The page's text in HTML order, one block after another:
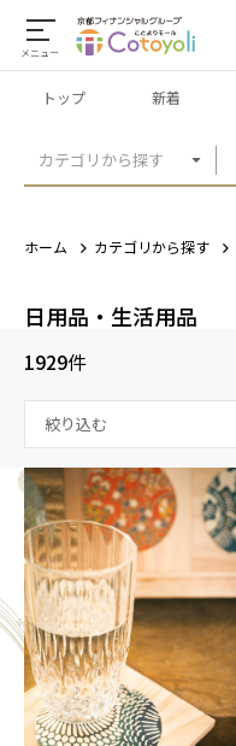
メニュー
カテゴリから探す
トップ 新着
ホーム カテゴリから探す
日用品・生活用品
1929件
絞り込む